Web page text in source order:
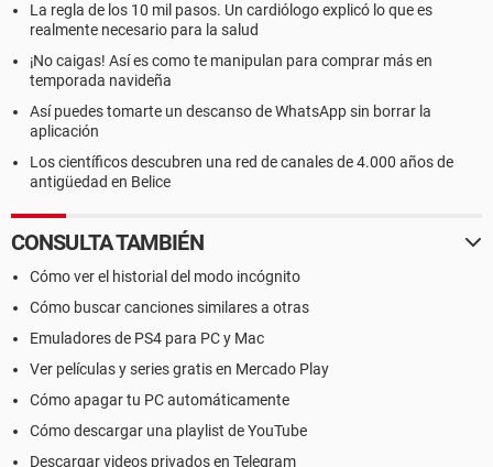
La regla de los 10 mil pasos. Un cardiólogo explicó lo que es
realmente necesario para la salud
¡No caigas! Así es como te manipulan para comprar más en
temporada navideña
Así puedes tomarte un descanso de WhatsApp sin borrar la
aplicación
Los científicos descubren una red de canales de 4.000 años de
antigüedad en Belice
CONSULTA TAMBIÉN
Cómo ver el historial del modo incógnito
Cómo buscar canciones similares a otras
Emuladores de PS4 para PC y Mac
Ver películas y series gratis en Mercado Play
Cómo apagar tu PC automáticamente
Cómo descargar una playlist de YouTube
Descargar videos privados en Telegram